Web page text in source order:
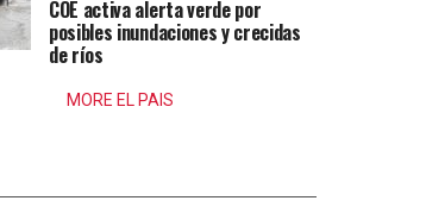
COE activa alerta verde por
posibles inundaciones y crecidas
de ríos
MORE EL PAIS